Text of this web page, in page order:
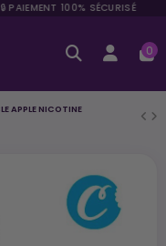
🔒 PAIEMENT 100% SÉCURISÉ
0
APPLE NICOTINE